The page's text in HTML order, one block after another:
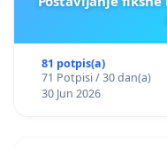
81 potpis(a)
71 Potpisi / 30 dan(a)
30 Jun 2026